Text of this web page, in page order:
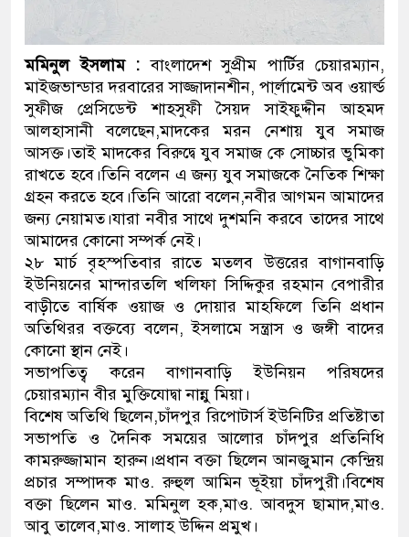
নেতৃত্ব ও গণতন্ত্রের মূর্তমান
যে ভাবে ডেভিড ইমনের কাছে
‘আজহার খান’
অবৈধ বিদেশি পিস্তল,
জড়িত কিশোর গ্যাংয়ের চার শিশু
ডাকাতির প্রস্তুতিকালে
মমিনুল ইসলাম : বাংলাদেশ সুপ্রীম পার্টির চেয়ারম্যান,
মাইজভান্ডার দরবারের সাজ্জাদানশীন, পা্র্লামেন্ট অব ওয়ার্ল্ড
সুফীজ প্রেসিডেন্ট শাহসুফী সৈয়দ সাইফুদ্দীন আহমদ
আলহাসানী বলেছেন,মাদকের মরন নেশায় যুব সমাজ
আসক্ত।তাই মাদকের বিরুদ্বে যুব সমাজ কে সোচ্চার ভুমিকা
রাখতে হবে।তিনি বলেন এ জন্য যুব সমাজকে নৈতিক শিক্ষা
গ্রহন করতে হবে।তিনি আরো বলেন,নবীর আগমন আমাদের
জন্য নেয়ামত।যারা নবীর সাথে দুশমনি করবে তাদের সাথে
আমাদের কোনো সম্পর্ক নেই।
২৮ মার্চ বৃহস্পতিবার রাতে মতলব উত্তরের বাগানবাড়ি
ইউনিয়নের মান্দারতলি খলিফা সিদ্দিকুর রহমান বেপারীর
বাড়ীতে বার্ষিক ওয়াজ ও দোয়ার মাহফিলে তিনি প্রধান
অতিথিরর বক্তব্যে বলেন, ইসলামে সন্ত্রাস ও জঙ্গী বাদের
কোনো স্থান নেই।
সভাপতিত্ব করেন বাগানবাড়ি ইউনিয়ন পরিষদের
চেয়ারম্যান বীর মুক্তিযোদ্বা নান্নু মিয়া।
বিশেষ অতিথি ছিলেন,চাঁদপুর রিপোটার্স ইউনিটির প্রতিষ্টাতা
সভাপতি ও দৈনিক সময়ের আলোর চাঁদপুর প্রতিনিধি
কামরুজ্জামান হারুন।প্রধান বক্তা ছিলেন আনজুমান কেন্দ্রিয়
প্রচার সম্পাদক মাও. রুহুল আমিন ভূইয়া চাঁদপুরী।বিশেষ
বক্তা ছিলেন মাও. মমিনুল হক,মাও. আবদুস ছামাদ,মাও.
আবু তালেব,মাও. সালাহ উদ্দিন প্রমুখ।